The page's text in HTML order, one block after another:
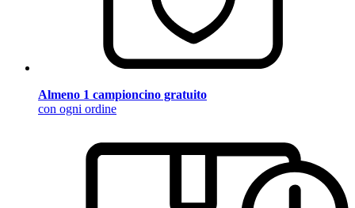
Almeno 1 campioncino gratuito
con ogni ordine